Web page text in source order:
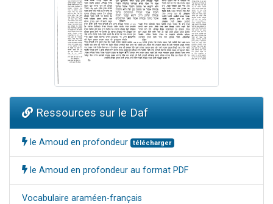
Ressources sur le Daf
le Amoud en profondeur télécharger
le Amoud en profondeur au format PDF
Vocabulaire araméen-français